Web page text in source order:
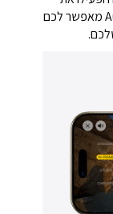
מצב הפעולה לייצוב וידאו מדהים. ו-Audio Mix מאפשר לכם